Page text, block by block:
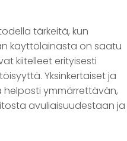
tärkeitä, kun
käyttölainasta on saatu
kiitelleet erityisesti
Yksinkertaiset ja
ymmärrettävän,
avuliaisuudestaan ja